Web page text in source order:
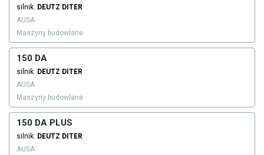
silnik: DEUTZ DITER
AUSA
Maszyny budowlane
150 DA
silnik: DEUTZ DITER
AUSA
Maszyny budowlane
150 DA PLUS
silnik: DEUTZ DITER
AUSA